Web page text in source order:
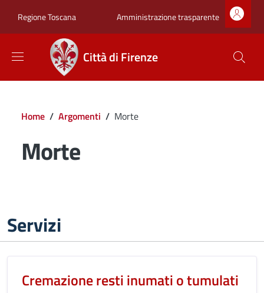
Regione Toscana Zona superiore
Amministrazione trasparente
Città di Firenze
Briciole di pane
Home / Argomenti / Morte
Morte
Servizi
Cremazione resti inumati o tumulati